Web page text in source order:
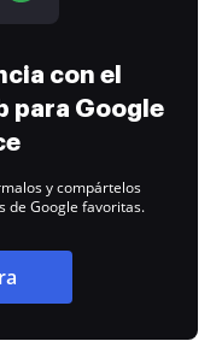
con el
para Google
y compártelos
de Google favoritas.